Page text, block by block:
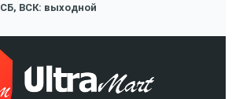
СБ, ВСК: выходной